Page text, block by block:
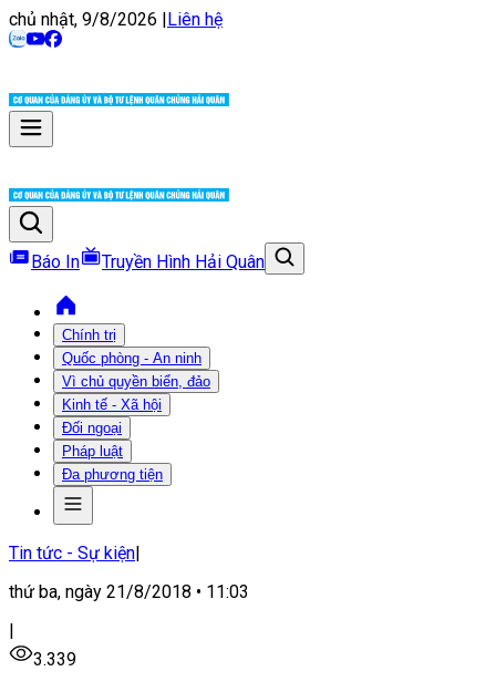
chủ nhật, 9/8/2026 |Liên hệ
Báo In Truyền Hình Hải Quân
Chính trị
Quốc phòng - An ninh
Vì chủ quyền biển, đảo
Kinh tế - Xã hội
Đối ngoại
Pháp luật
Đa phương tiện
Tin tức - Sự kiện|
thứ ba, ngày 21/8/2018 • 11:03
|
3.339